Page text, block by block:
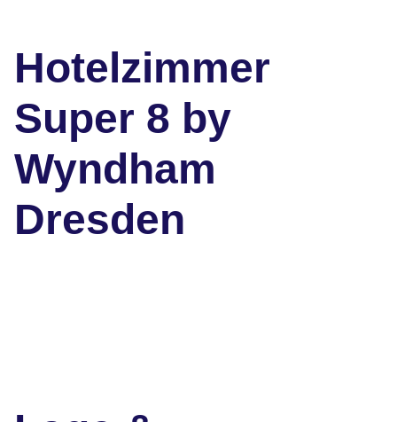
Hotelzimmer
Super 8 by
Wyndham
Dresden